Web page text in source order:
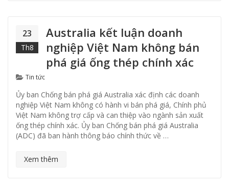
23
Th8
Australia kết luận doanh
nghiệp Việt Nam không bán
phá giá ống thép chính xác
Categories
Tin tức
Ủy ban Chống bán phá giá Australia xác định các doanh
nghiệp Việt Nam không có hành vi bán phá giá, Chính phủ
Việt Nam không trợ cấp và can thiệp vào ngành sản xuất
ống thép chính xác. Ủy ban Chống bán phá giá Australia
(ADC) đã ban hành thông báo chính thức về …
Xem thêm